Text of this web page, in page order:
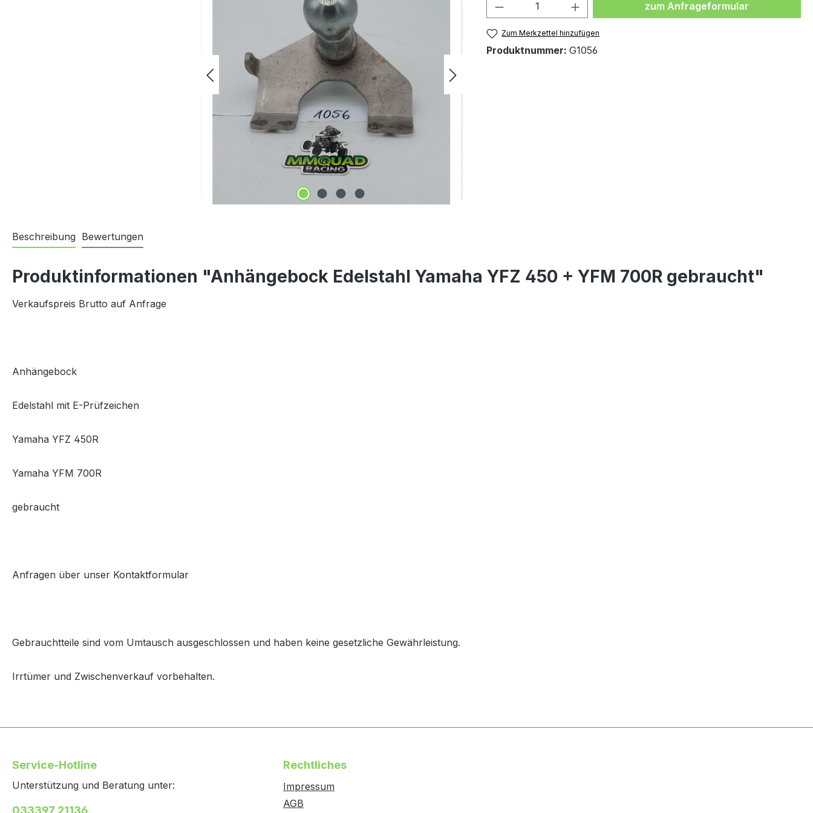
Produkt Anzahl: Gib den
zum Anfrageformular
Zum Merkzettel hinzufügen
Produktnummer: G1056
Beschreibung Bewertungen
Produktinformationen "Anhängebock Edelstahl Yamaha YFZ 450 + YFM 700R gebraucht"
Verkaufspreis Brutto auf Anfrage
Anhängebock
Edelstahl mit E-Prüfzeichen
Yamaha YFZ 450R
Yamaha YFM 700R
gebraucht
Anfragen über unser Kontaktformular
Gebrauchtteile sind vom Umtausch ausgeschlossen und haben keine gesetzliche Gewährleistung.
Irrtümer und Zwischenverkauf vorbehalten.
Service-Hotline
Unterstützung und Beratung unter:
Rechtliches
Impressum
AGB